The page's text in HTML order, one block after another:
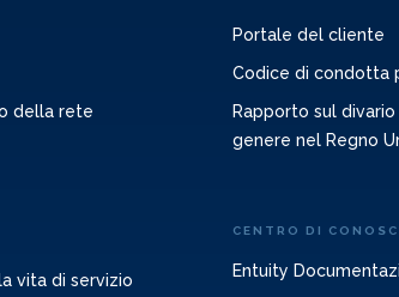
della rete
vita di servizio
Portale del cliente
Codice di condotta
Rapporto sul
genere nel Regno
CENTRO DI
Entuity